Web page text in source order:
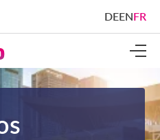
DEENFR